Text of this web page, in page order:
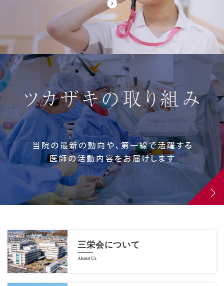
三栄会について
About Us